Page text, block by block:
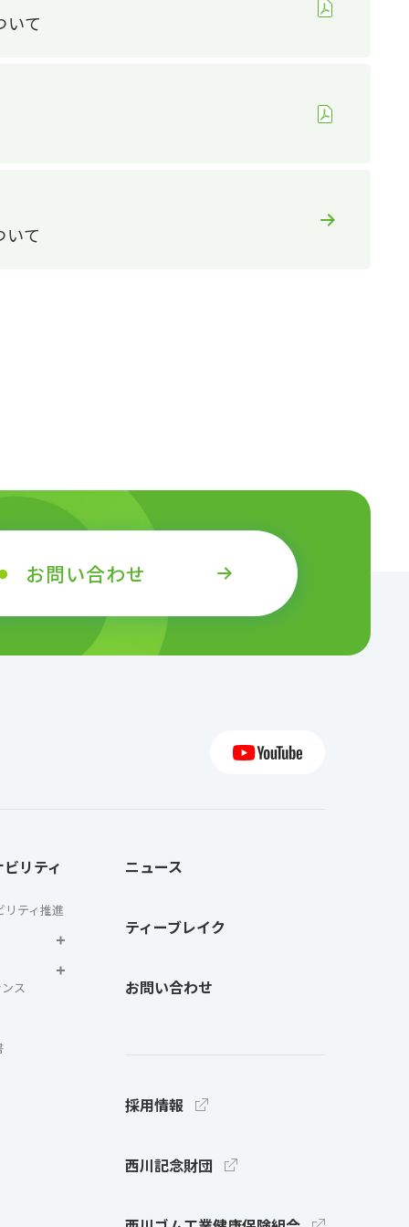
の尊重
口
いて
て
お問い合わせ
リティ
リティ推進
ス
ニュース
ティーブレイク
お問い合わせ
採用情報
西川記念財団